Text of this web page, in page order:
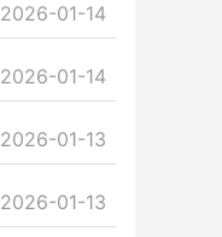
2026-01-14
2026-01-14
2026-01-13
2026-01-13